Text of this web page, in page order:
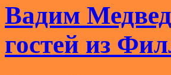
Вадим
гостей из